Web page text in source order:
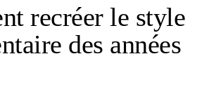
recréer le style
des années